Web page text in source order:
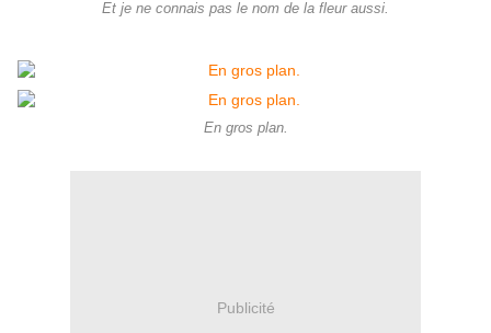
Et je ne connais pas le nom de la fleur aussi.
En gros plan.
Publicité